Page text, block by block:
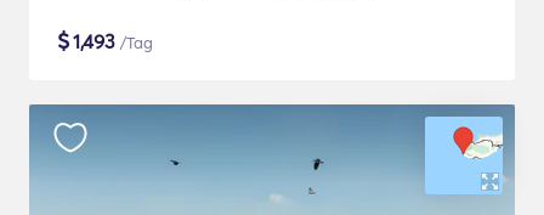
$1,493 /Tag